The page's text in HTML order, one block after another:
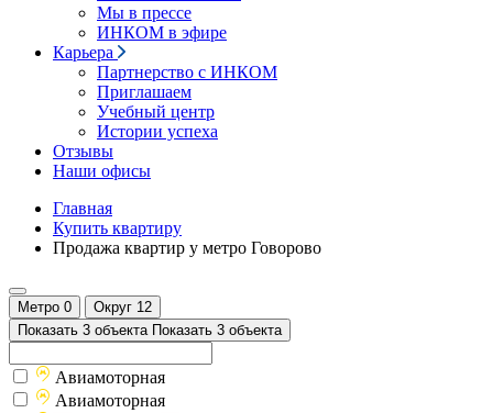
Мы в прессе
ИНКОМ в эфире
Карьера
Партнерство с ИНКОМ
Приглашаем
Учебный центр
Истории успеха
Отзывы
Наши офисы
Главная
Купить квартиру
Продажа квартир у метро Говорово
Метро 0 Округ 12
Показать 3 объекта Показать 3 объекта
Авиамоторная
Авиамоторная